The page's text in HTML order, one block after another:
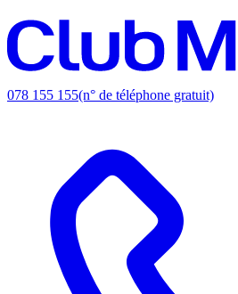
078 155 155(n° de téléphone gratuit)